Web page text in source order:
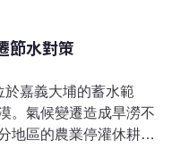
節水對策
嘉義大埔的蓄水範
。氣候變遷造成旱澇不
地區的農業停灌休耕，